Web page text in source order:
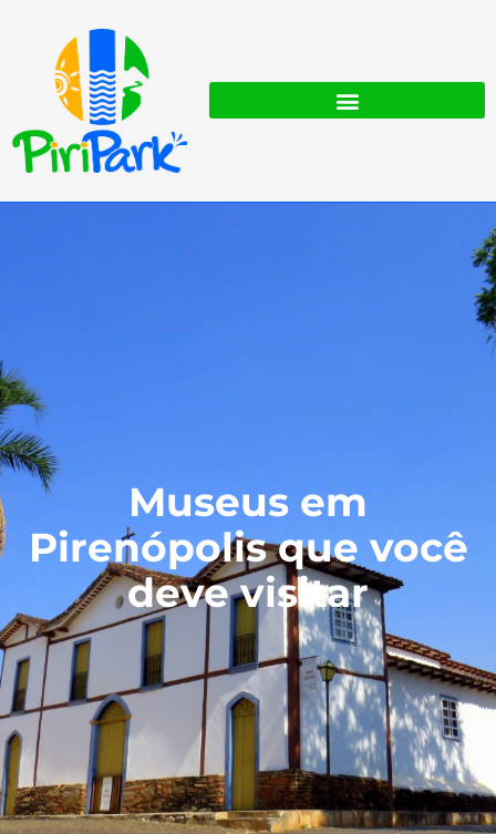
Museus em
Pirenópolis que você
deve visitar